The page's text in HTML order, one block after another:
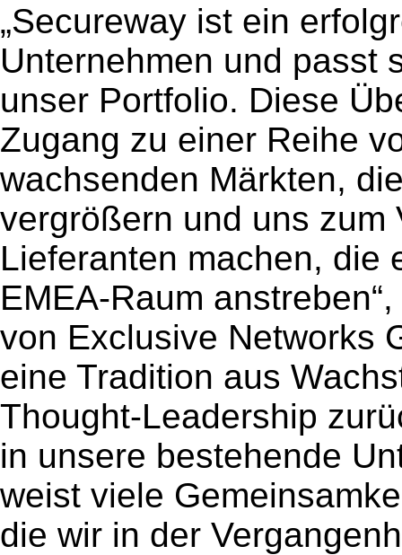
„Secureway ist ein
Unternehmen und passt
unser Portfolio. Diese
Zugang zu einer Reihe
wachsenden Märkten,
vergrößern und uns zum
Lieferanten machen, die
EMEA-Raum
von Exclusive Networks
eine Tradition aus
Thought-Leadership
in unsere bestehende
weist viele
die wir in der